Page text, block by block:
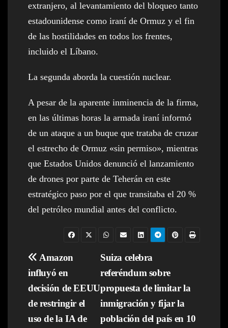
extranjero, al levantamiento del bloqueo tanto
estadounidense como iraní de Ormuz y el fin
de las hostilidades en todos los frentes,
incluido el Líbano.
La segunda aborda la cuestión nuclear.
A pesar de la aparente inminencia de la firma,
en las últimas horas la armada iraní informó
de un ataque a un buque que trataba de cruzar
el estrecho de Ormuz «sin permiso», mientras
que Estados Unidos denunció el lanzamiento
de drones por parte de Teherán en este
estratégico paso por el que transitaba el 20 %
del petróleo mundial antes del conflicto.
Navegación
de
entradas
Suiza celebra
referéndum sobre
propuesta de limitar la
inmigración y fijar la
población del país en 10
Amazon
influyó en
decisión de EEUU
de restringir el
uso de la IA de